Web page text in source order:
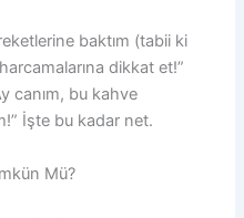
baktım (tabii ki
dikkat et!”
canım, bu kahve
İşte bu kadar net.
Mü?